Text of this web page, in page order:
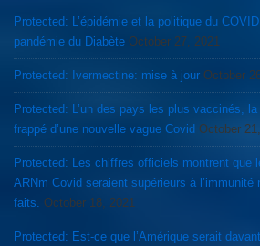
Protected: L’épidémie et la politique du COVID auraient empirées la
pandémie du Diabète October 27, 2021
Protected: Ivermectine: mise à jour October
Protected: L’un des pays les plus vaccinés,
frappé d’une nouvelle vague Covid October
Protected: Les chiffres officiels montrent que
ARNm Covid seraient supérieurs à l’immunité
faits.
October 18, 2021
Protected: Est-ce que l’Amérique serait